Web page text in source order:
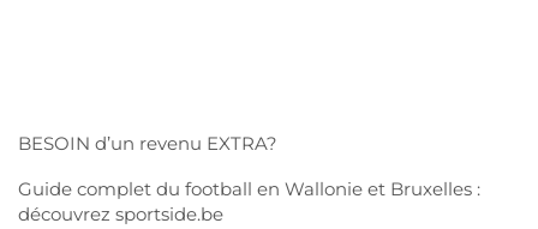
BESOIN d’un revenu EXTRA?
Guide complet du football en Wallonie et Bruxelles :
découvrez sportside.be